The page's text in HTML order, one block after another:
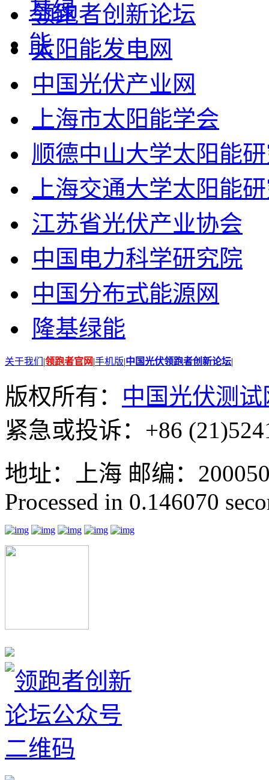
领跑者创新论坛
太阳能发电网
中国光伏产业网
上海市太阳能学会
顺德中山大学太阳能
上海交通大学太阳能
江苏省光伏产业协会
中国电力科学研究院
中国分布式能源网
隆基绿能
关于我们 |领跑者官网|手机版|中国光伏领跑者创新论坛|
版权所有： 中国光伏测试
紧急或投诉：+86
地址：上海 邮编：
Processed in 0.146070